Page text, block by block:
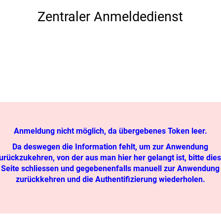
Zentraler Anmeldedienst
Anmeldung nicht möglich, da übergebenes Token leer.
Da deswegen die Information fehlt, um zur Anwendung
von der aus man hier her gelangt ist, bitte
Seite schliessen und gegebenenfalls manuell zur Anwendung
zurückkehren und die Authentifizierung wiederholen.